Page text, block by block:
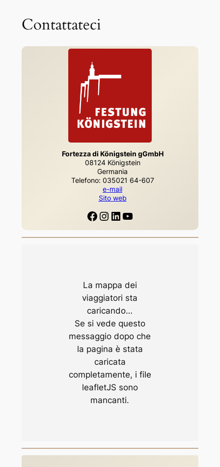
Contattateci
Fortezza di Königstein gGmbH
08124 Königstein
Germania
Telefono: 035021 64-607
e-mail
Sito web
Facebook Instagram LinkedIn YouTube
La mappa dei
viaggiatori sta
caricando…
Se si vede questo
messaggio dopo che
la pagina è stata
caricata
completamente, i file
leafletJS sono
mancanti.